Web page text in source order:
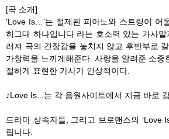
[곡 소개]
'Love Is…’는 절제된 피아노와 스트링이 어
히그대 하나입니다 라는 호소력 있는 가사
러져 곡의 긴장감을 놓치지 않고 후반부로
가창력을 느끼게해준다. 사랑을 알려준 소중
절하게 표현한 가사가 인상적이다.
♪Love Is...는 각 음원사이트에서 지금 바로
드라마 상속자들, 그리고 브로맨스의 ‘Love
립니다.